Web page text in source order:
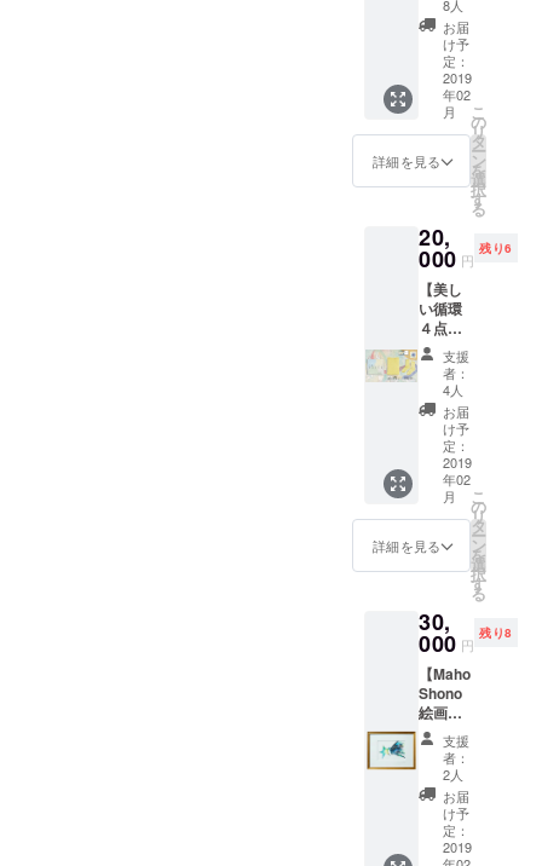
ドをお
楽しみ
くださ
い。 ※
ドリン
クは、
ルも用
意して
兆が記
されて
いま
す。 イ
ラス
ト、書
かれて
メッ
セー
タイミ
ング…
全てが
あなた
の人生
を導く
前兆で
す。
カード
の内容
が深く
理解で
きた
時、次
ドを
私、 今
前兆を
運ぶ番
になり
ます。
◆Maho
Shono
ポスト
カード
「CHA
NGEシ
リーズ
(3枚
組)」
ZENCH
Oカー
ド！】
◆延べ
2600人
が受け
取って
いる奇
跡の不
▷ZENC
HOカー
ドとは
39種類
のカー
ド
(2018.1
2現在)
の中か
ら、1枚
のカー
ドが届
けられ
ます。
カード
たのお
名前か
ます。
その
カード
に、今
のあな
たに必
要な前
兆が記
されて
いま
す。 イ
ラス
ト、書
た。 ◆
設定金
額以上
のペイ
フォ
ワード
(支援)も
大歓迎
還元さ
せてい
ます。
・”幸福
の世界
樹”から
の幸福
のおす
そわ
け。 ・
世界樹
の葉を
使った
シルク
100％の
ハンカ
(祝福)を
テーマ
に草木
染めで
手染め
してい
ます。
・色を
アー
ティス
MahoS
honoが
のス
トール
BRIGH
T』】
『輝
き』と
いう意
味の
BRIGH
輝き放
つ。あ
なたに
はふさ
わし
い"とい
う意味
が込め
られて
いま
す。 ◆
サイ
ズ：
190×50
◆アー
ティス
トの
mahoと
ファッ
ション
ド
Liv:ra（
リブ
ラ）の
共同制
作品。
◆素材
はシル
ク100％
を使用
8人
お届
け予
定：
2019
年02
月
詳細を見る
こ
の
リ
タ
ー
ン
を
選
択
す
る
20,
000 円
残り6
【美し
い循環
４点
セッ
ト】即
完売と
なった
大人気
商品
が、幸
福の世
界樹の
ために
シリー
ズで登
ルク腹
巻
GRACE
(神の恵
み)』＋
『シル
クソッ
クス
HOPE(
希望)』
＋『幸
福のハ
ンカチ
支援
者：
4人
お届
け予
定：
2019
年02
月
詳細を見る
こ
の
リ
タ
ー
ン
を
選
択
す
る
30,
000 円
残り8
【Maho
Shono
絵画２
点セッ
ト】高
品質ポ
スト
カード
サイズ
のジー
支援
者：
2人
お届
け予
定：
2019